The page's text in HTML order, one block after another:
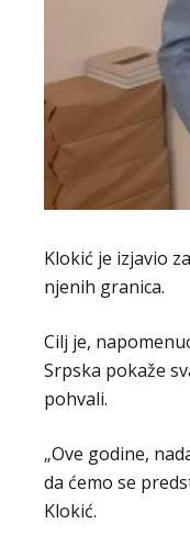
Klokić je izjavio
njenih granica.
Cilj je,
Srpska pokaže
pohvali.
„Ove godine,
da ćemo se
Klokić.